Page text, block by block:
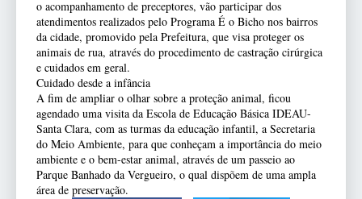
o acompanhamento de preceptores, vão participar dos
atendimentos realizados pelo Programa É o Bicho nos bairros
da cidade, promovido pela Prefeitura, que visa proteger os
animais de rua, através do procedimento de castração cirúrgica
e cuidados em geral.
Cuidado desde a infância
A fim de ampliar o olhar sobre a proteção animal, ficou
agendado uma visita da Escola de Educação Básica IDEAU-
Santa Clara, com as turmas da educação infantil, a Secretaria
do Meio Ambiente, para que conheçam a importância do meio
ambiente e o bem-estar animal, através de um passeio ao
Parque Banhado da Vergueiro, o qual dispõem de uma ampla
área de preservação.